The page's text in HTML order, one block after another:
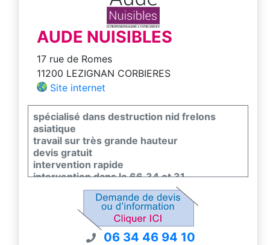
AUDE NUISIBLES
17 rue de Romes
11200 LEZIGNAN CORBIERES
Site internet
spécialisé dans destruction nid frelons
asiatique
travail sur très grande hauteur
devis gratuit
intervention rapide
intervention dans le 66,34 et 31
06 34 46 94 10